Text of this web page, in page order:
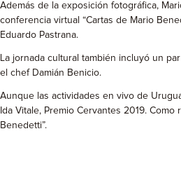
Además de la exposición fotográfica,
conferencia virtual “Cartas de Mario
Eduardo Pastrana.
La jornada cultural también incluyó un
el chef Damián Benicio.
Aunque las actividades en vivo de
Ida Vitale, Premio Cervantes 2019.
Benedetti”.